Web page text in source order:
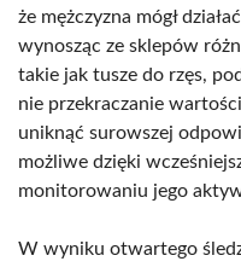
że mężczyzna mógł
wynosząc ze sklepów
takie jak tusze do rzęs,
nie przekraczanie
uniknąć surowszej
możliwe dzięki
monitorowaniu jego
W wyniku otwartego